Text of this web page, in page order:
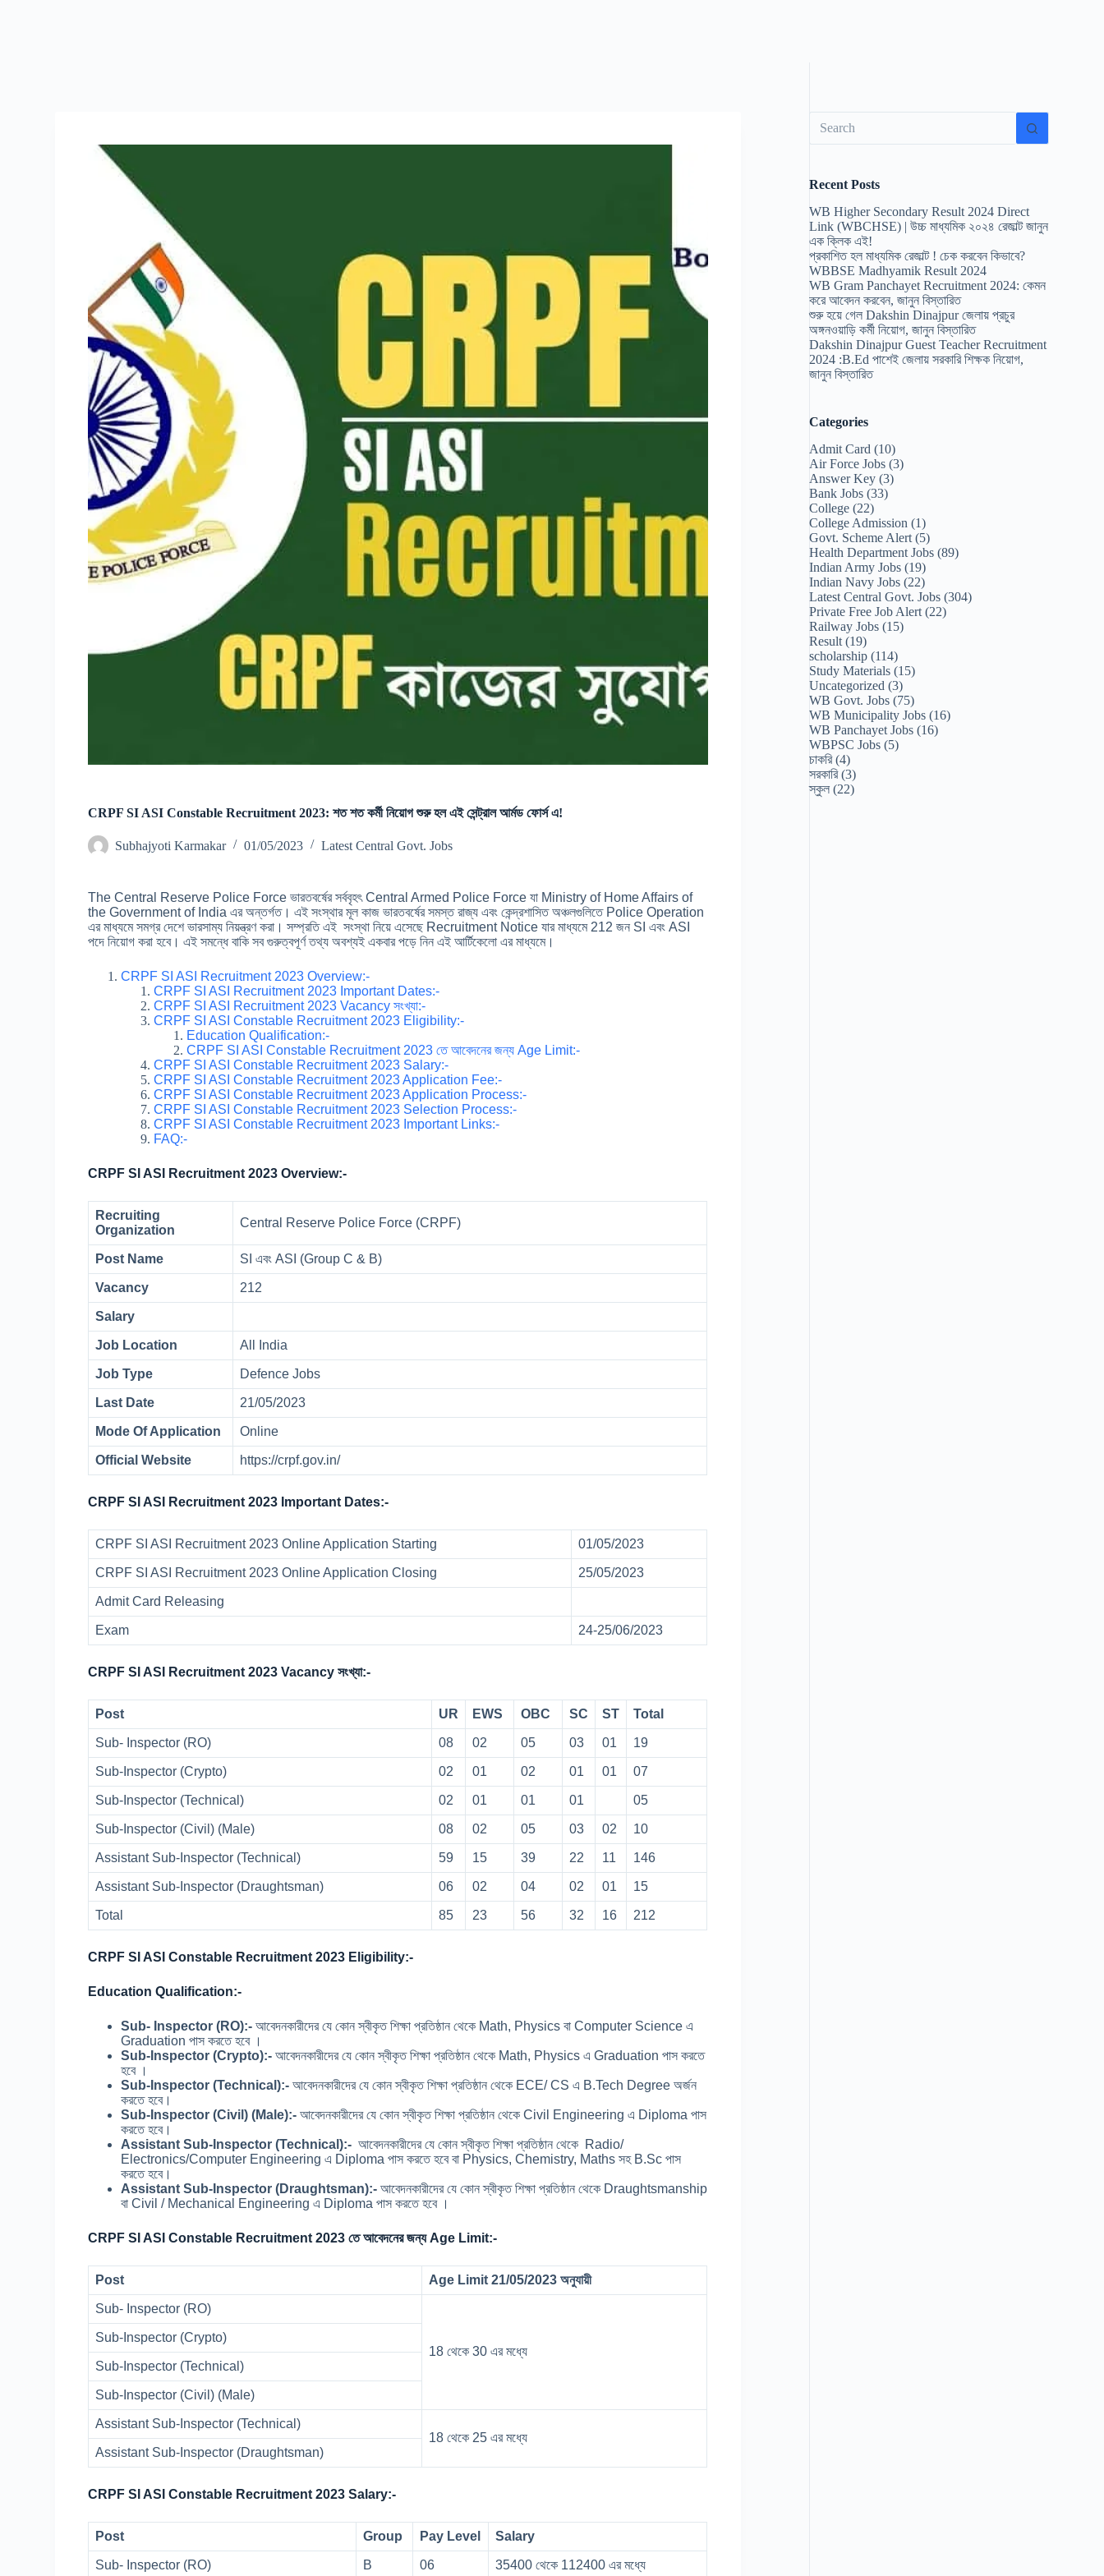
CRPF SI ASI Constable Recruitment 2023: শত শত কর্মী নিয়োগ শুরু হল এই সেন্ট্রাল আর্মড ফোর্স এ!
Subhajyoti Karmakar 01/05/2023 Latest Central Govt. Jobs
The Central Reserve Police Force ভারতবর্ষের সর্ববৃহৎ Central Armed Police Force যা Ministry of Home Affairs of
the Government of India এর অন্তর্গত। এই সংস্থার মূল কাজ ভারতবর্ষের সমস্ত রাজ্য এবং কেন্দ্রশাসিত অঞ্চলগুলিতে Police Operation
এর মাধ্যমে সমগ্র দেশে ভারসাম্য নিয়ন্ত্রণ করা। সম্প্রতি এই সংস্থা নিয়ে এসেছে Recruitment Notice যার মাধ্যমে 212 জন SI এবং ASI
পদে নিয়োগ করা হবে। এই সমন্ধে বাকি সব গুরুত্বপূর্ণ তথ্য অবশ্যই একবার পড়ে নিন এই আর্টিকেলো এর মাধ্যমে।
CRPF SI ASI Recruitment 2023 Overview:-
CRPF SI ASI Recruitment 2023 Important Dates:-
CRPF SI ASI Recruitment 2023 Vacancy সংখ্যা:-
CRPF SI ASI Constable Recruitment 2023 Eligibility:-
Education Qualification:-
CRPF SI ASI Constable Recruitment 2023 তে আবেদনের জন্য Age Limit:-
CRPF SI ASI Constable Recruitment 2023 Salary:-
CRPF SI ASI Constable Recruitment 2023 Application Fee:-
CRPF SI ASI Constable Recruitment 2023 Application Process:-
CRPF SI ASI Constable Recruitment 2023 Selection Process:-
CRPF SI ASI Constable Recruitment 2023 Important Links:-
FAQ:-
CRPF SI ASI Recruitment 2023 Overview:-
Recruiting
Organization
Central Reserve Police Force (CRPF)
Post Name SI এবং ASI (Group C & B)
Vacancy 212
Salary
Job Location All India
Job Type Defence Jobs
Last Date 21/05/2023
Mode Of Application Online
Official Website https://crpf.gov.in/
CRPF SI ASI Recruitment 2023 Important Dates:-
CRPF SI ASI Recruitment 2023 Online Application Starting 01/05/2023
CRPF SI ASI Recruitment 2023 Online Application Closing 25/05/2023
Admit Card Releasing
Exam 24-25/06/2023
CRPF SI ASI Recruitment 2023 Vacancy সংখ্যা:-
Post UR EWS OBC SC ST Total
Sub- Inspector (RO) 08 02 05 03 01 19
Sub-Inspector (Crypto) 02 01 02 01 01 07
Sub-Inspector (Technical) 02 01 01 01 05
Sub-Inspector (Civil) (Male) 08 02 05 03 02 10
Assistant Sub-Inspector (Technical) 59 15 39 22 11 146
Assistant Sub-Inspector (Draughtsman) 06 02 04 02 01 15
Total 85 23 56 32 16 212
CRPF SI ASI Constable Recruitment 2023 Eligibility:-
Education Qualification:-
Sub- Inspector (RO):-আবেদনকারীদের যে কোন স্বীকৃত শিক্ষা প্রতিষ্ঠান থেকে Math, Physics বা Computer Science এ
Graduation পাস করতে হবে ।
Sub-Inspector (Crypto):- আবেদনকারীদের যে কোন স্বীকৃত শিক্ষা প্রতিষ্ঠান থেকে Math, Physics এ Graduation পাস করতে
হবে ।
Sub-Inspector (Technical):-আবেদনকারীদের যে কোন স্বীকৃত শিক্ষা প্রতিষ্ঠান থেকে ECE/ CS এ B.Tech Degree অর্জন
করতে হবে।
Sub-Inspector (Civil) (Male):- আবেদনকারীদের যে কোন স্বীকৃত শিক্ষা প্রতিষ্ঠান থেকে Civil Engineering এ Diploma পাস
করতে হবে।
Assistant Sub-Inspector (Technical):- আবেদনকারীদের যে কোন স্বীকৃত শিক্ষা প্রতিষ্ঠান থেকে Radio/
Electronics/Computer Engineering এ Diploma পাস করতে হবে বা Physics, Chemistry, Maths সহ B.Sc পাস
করতে হবে।
Assistant Sub-Inspector (Draughtsman):-আবেদনকারীদের যে কোন স্বীকৃত শিক্ষা প্রতিষ্ঠান থেকে Draughtsmanship
বা Civil / Mechanical Engineering এ Diploma পাস করতে হবে ।
CRPF SI ASI Constable Recruitment 2023 তে আবেদনের জন্য Age Limit:-
Post Age Limit 21/05/2023 অনুযায়ী
Sub- Inspector (RO)
18 থেকে 30 এর মধ্যে
Sub-Inspector (Crypto)
Sub-Inspector (Technical)
Sub-Inspector (Civil) (Male)
Assistant Sub-Inspector (Technical)
18 থেকে 25 এর মধ্যে
Assistant Sub-Inspector (Draughtsman)
CRPF SI ASI Constable Recruitment 2023 Salary:-
Post Group Pay Level Salary
Sub- Inspector (RO) B 06 35400 থেকে 112400 এর মধ্যে
results
Recent Posts
WB Higher Secondary Result 2024 Direct
Link (WBCHSE) | উচ্চ মাধ্যমিক ২০২৪ রেজাল্ট জানুন
এক ক্লিক এই!
প্রকাশিত হল মাধ্যমিক রেজাল্ট ! চেক করবেন কিভাবে?
WBBSE Madhyamik Result 2024
WB Gram Panchayet Recruitment 2024: কেমন
করে আবেদন করবেন, জানুন বিস্তারিত
শুরু হয়ে গেল Dakshin Dinajpur জেলায় প্রচুর
অঙ্গনওয়াড়ি কর্মী নিয়োগ, জানুন বিস্তারিত
Dakshin Dinajpur Guest Teacher Recruitment
2024 :B.Ed পাশেই জেলায় সরকারি শিক্ষক নিয়োগ,
জানুন বিস্তারিত
Categories
Admit Card (10)
Air Force Jobs (3)
Answer Key (3)
Bank Jobs (33)
College (22)
College Admission (1)
Govt. Scheme Alert (5)
Health Department Jobs (89)
Indian Army Jobs (19)
Indian Navy Jobs (22)
Latest Central Govt. Jobs (304)
Private Free Job Alert (22)
Railway Jobs (15)
Result (19)
scholarship (114)
Study Materials (15)
Uncategorized (3)
WB Govt. Jobs (75)
WB Municipality Jobs (16)
WB Panchayet Jobs (16)
WBPSC Jobs (5)
চাকরি(4)
সরকারি(3)
স্কুল (22)